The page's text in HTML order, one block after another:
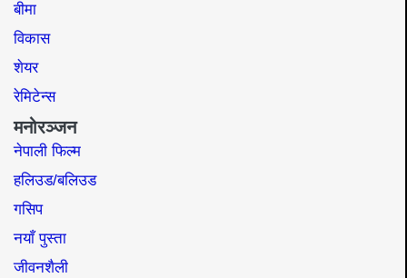
बीमा
विकास
शेयर
रेमिटेन्स
मनोरञ्जन
नेपाली फिल्म
हलिउड/बलिउड
गसिप
नयाँ पुस्ता
जीवनशैली